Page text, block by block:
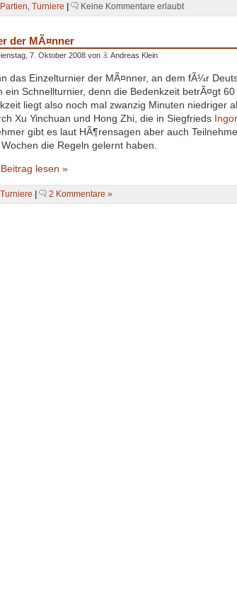
Partien ,Turniere | Keine Kommentare erlaubt
der MÃ¤nner
7. Oktober 2008 von Andreas Klein
das Einzelturnier der MÃ¤nner, an dem fÃ¼r
ein Schnellturnier, denn die Bedenkzeit betrÃ¤gt
liegt also noch mal zwanzig Minuten niedriger
Xu Yinchuan und Hong Zhi, die in Siegfrieds
gibt es laut HÃ¶rensagen aber auch
die Regeln gelernt haben.
lesen »
Turniere 2 Kommentare »